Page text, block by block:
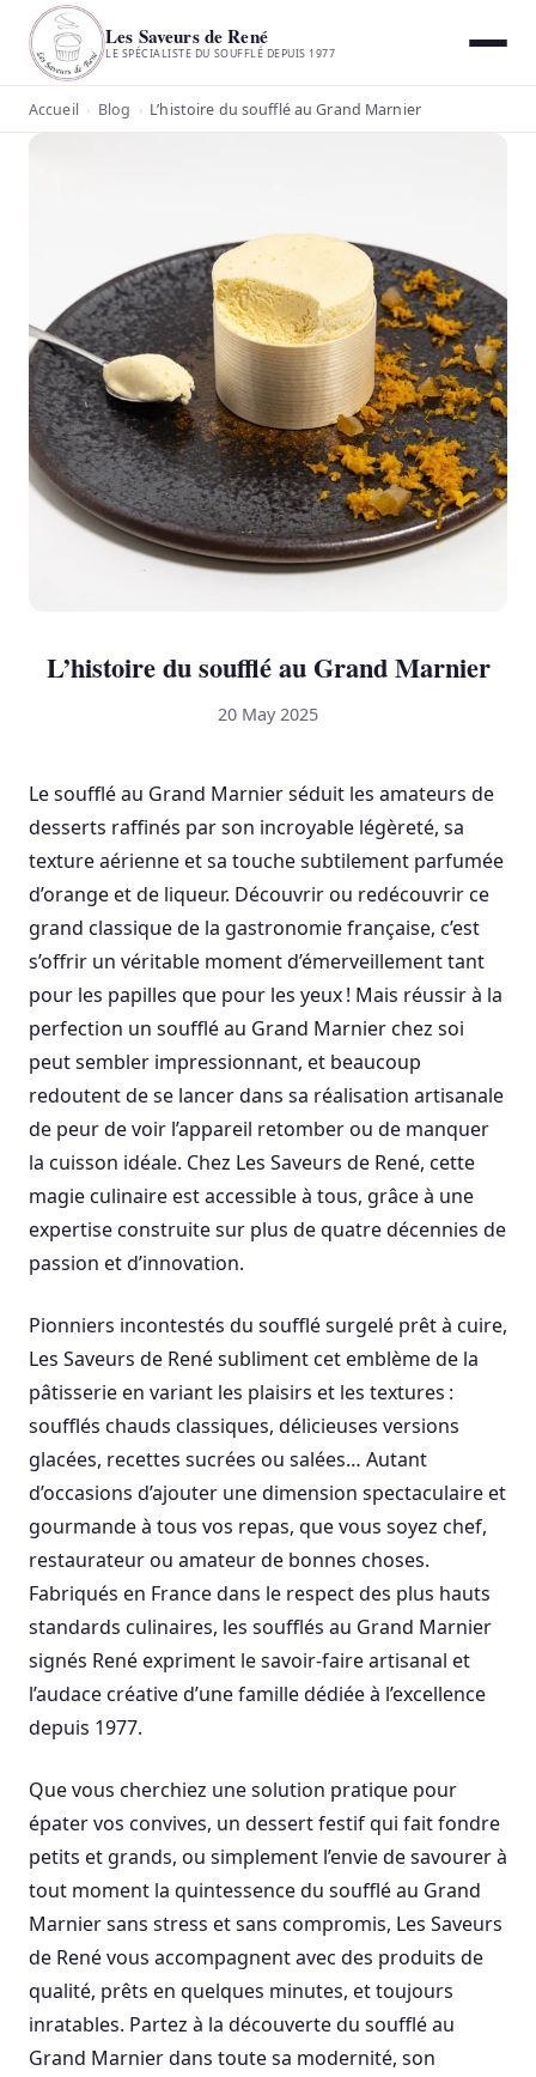
Les Saveurs de René
LE SPÉCIALISTE DU SOUFFLÉ DEPUIS 1977
Accueil › Blog › L’histoire du soufflé au Grand Marnier
L’histoire du soufflé au Grand Marnier
20 May 2025
Le soufflé au Grand Marnier séduit les amateurs de
desserts raffinés par son incroyable légèreté, sa
texture aérienne et sa touche subtilement parfumée
d’orange et de liqueur. Découvrir ou redécouvrir ce
grand classique de la gastronomie française, c’est
s’offrir un véritable moment d’émerveillement tant
pour les papilles que pour les yeux ! Mais réussir à la
perfection un soufflé au Grand Marnier chez soi
peut sembler impressionnant, et beaucoup
redoutent de se lancer dans sa réalisation artisanale
de peur de voir l’appareil retomber ou de manquer
la cuisson idéale. Chez Les Saveurs de René, cette
magie culinaire est accessible à tous, grâce à une
expertise construite sur plus de quatre décennies de
passion et d’innovation.
Pionniers incontestés du soufflé surgelé prêt à cuire,
Les Saveurs de René subliment cet emblème de la
pâtisserie en variant les plaisirs et les textures :
soufflés chauds classiques, délicieuses versions
glacées, recettes sucrées ou salées… Autant
d’occasions d’ajouter une dimension spectaculaire et
gourmande à tous vos repas, que vous soyez chef,
restaurateur ou amateur de bonnes choses.
Fabriqués en France dans le respect des plus hauts
standards culinaires, les soufflés au Grand Marnier
signés René expriment le savoir-faire artisanal et
l’audace créative d’une famille dédiée à l’excellence
depuis 1977.
Que vous cherchiez une solution pratique pour
épater vos convives, un dessert festif qui fait fondre
petits et grands, ou simplement l’envie de savourer à
tout moment la quintessence du soufflé au Grand
Marnier sans stress et sans compromis, Les Saveurs
de René vous accompagnent avec des produits de
qualité, prêts en quelques minutes, et toujours
inratables. Partez à la découverte du soufflé au
Grand Marnier dans toute sa modernité, son